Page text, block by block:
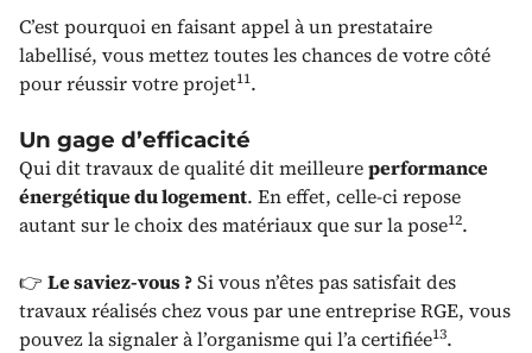
C’est pourquoi en faisant appel à un prestataire
labellisé, vous mettez toutes les chances de votre côté
pour réussir votre projet11.
Un gage d’efficacité
Qui dit travaux de qualité dit meilleureperformance
énergétique du logement. En effet, celle-ci repose
autant sur le choix des matériaux que sur la pose12.
👉 Le saviez-vous ?Si vous n’êtes pas satisfait des
travaux réalisés chez vous par une entreprise RGE, vous
pouvez la signaler à l’organisme qui l’a certifiée13.